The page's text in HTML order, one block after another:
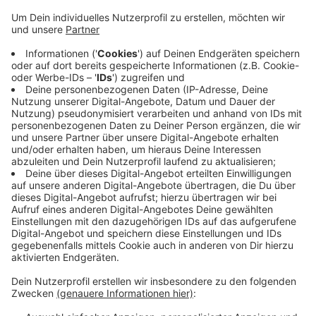
Anzeige
Der Anschlag, bei dem neun Menschen starben, jährt
sich heute zum vierten Mal. Der Integrationsrat lädt
zum Gedenken mit Kranzniederlegung im Stadtwald
ein. So soll ein Zeichen gegen Hass und Hetze und für
ein tolerantes und friedliches Miteinander gesetzt
werden, heißt es. Das Ganze ist um 16:30 Uhr am
Erinnerungsort für die Opfer rechtsextremistischer
und rassistischer Gewalt im Stadtwald geplant - auf
der Rasenfläche gegenüber der Minigolfanlage.
Anzeige